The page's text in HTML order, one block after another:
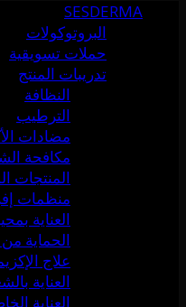
SESDERMA
البروتوكولات
حملات تسويقية
تدريبات المنتج
النظافة
الترطيب
مضادات
مكافحة
المنتجات
منظمات
العناية
الحماية
علاج
العناية
العناية